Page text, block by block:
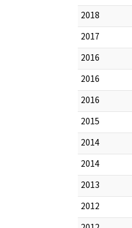
2018
2017
2016
2016
2016
2015
2014
2014
2013
2012